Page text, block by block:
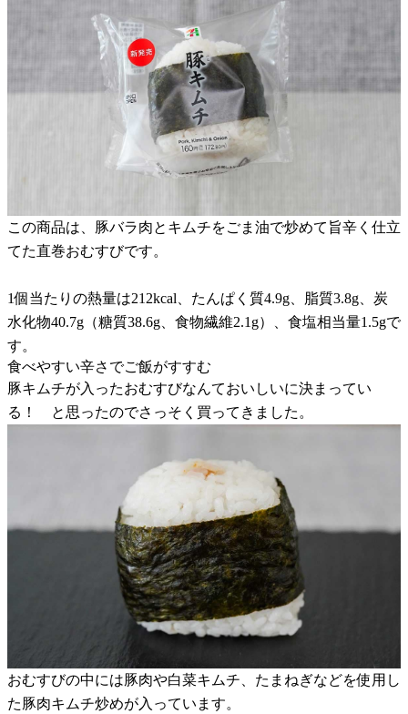
この商品は、豚バラ肉とキムチをごま油で炒めて旨辛く仕立
てた直巻おむすびです。
1個当たりの熱量は212kcal、たんぱく質4.9g、脂質3.8g、炭
水化物40.7g（糖質38.6g、食物繊維2.1g）、食塩相当量1.5gで
す。
食べやすい辛さでご飯がすすむ
豚キムチが入ったおむすびなんておいしいに決まってい
る！ と思ったのでさっそく買ってきました。
おむすびの中には豚肉や白菜キムチ、たまねぎなどを使用し
た豚肉キムチ炒めが入っています。